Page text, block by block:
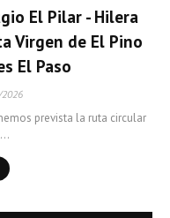
El Pilar - Hilera
Virgen de El Pino
El Paso
prevista la ruta circular